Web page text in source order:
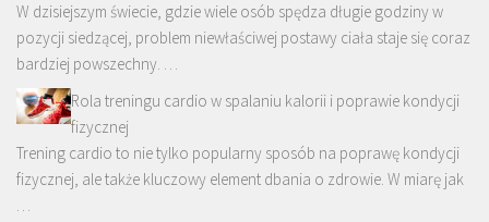
W dzisiejszym świecie, gdzie wiele osób spędza długie godziny w
pozycji siedzącej, problem niewłaściwej postawy ciała staje się coraz
bardziej powszechny. …
Rola treningu cardio w spalaniu kalorii i poprawie kondycji
fizycznej
Trening cardio to nie tylko popularny sposób na poprawę kondycji
fizycznej, ale także kluczowy element dbania o zdrowie. W miarę jak
…